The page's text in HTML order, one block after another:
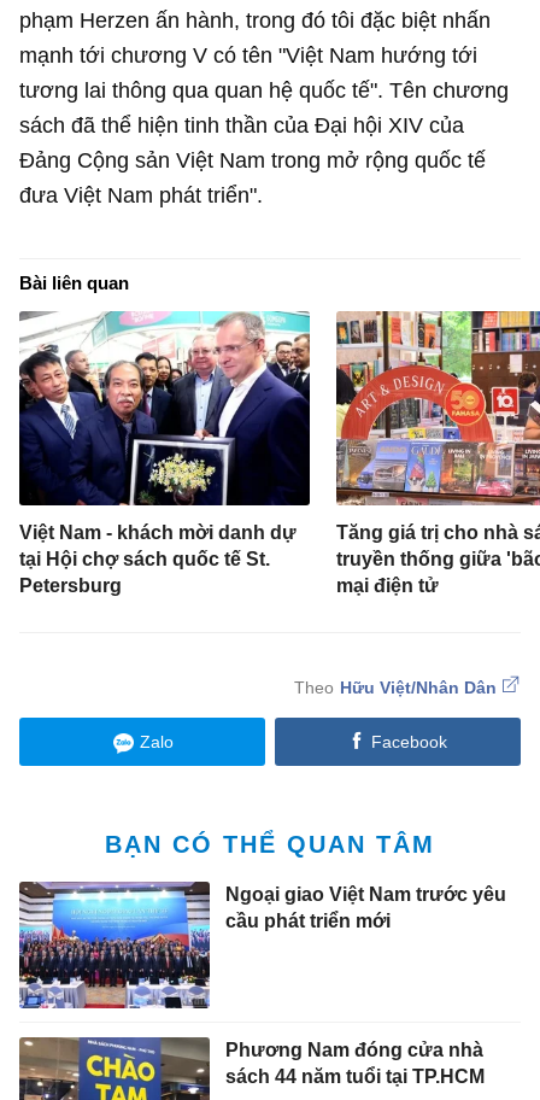
phạm Herzen ấn hành, trong đó tôi đặc biệt nhấn
mạnh tới chương V có tên "Việt Nam hướng tới
tương lai thông qua quan hệ quốc tế". Tên chương
sách đã thể hiện tinh thần của Đại hội XIV của
Đảng Cộng sản Việt Nam trong mở rộng quốc tế
đưa Việt Nam phát triển".
Bài liên quan
Việt Nam - khách mời danh dự
tại Hội chợ sách quốc tế St.
Petersburg
Tăng giá trị cho nhà
truyền thống giữa
mại điện tử
Hữu Việt/Nhân Dân
Zalo Facebook
BẠN CÓ THỂ QUAN TÂM
Ngoại giao Việt Nam trước yêu
cầu phát triển mới
Phương Nam đóng cửa nhà
sách 44 năm tuổi tại TP.HCM